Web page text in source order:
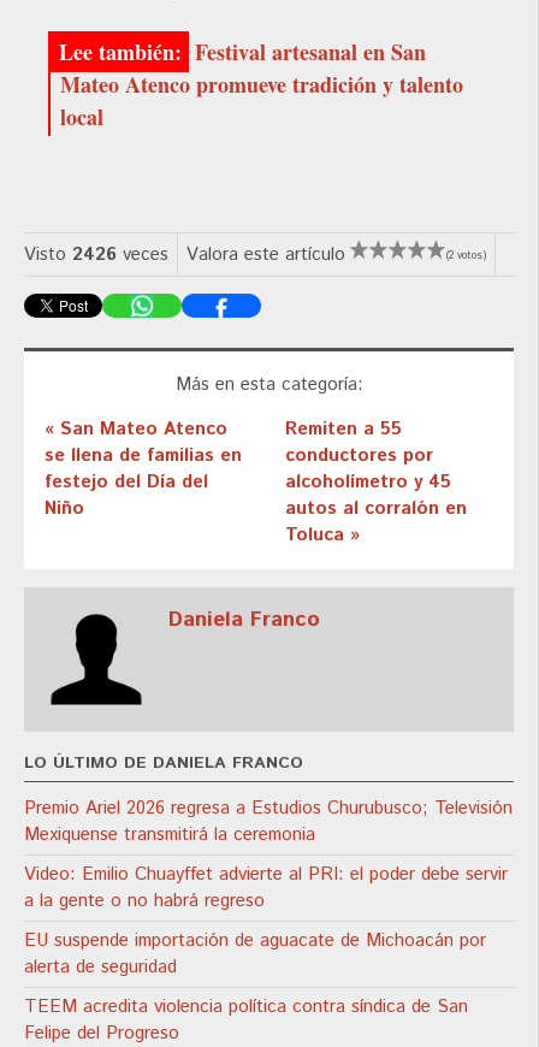
Festival artesanal en San
Mateo Atenco promueve tradición y talento
local
Visto 2426 veces Valora este artículo (2 votos)
Más en esta categoría:
« San Mateo Atenco
se llena de familias en
festejo del Día del
Niño
Remiten a 55
conductores por
alcoholímetro y 45
autos al corralón en
Toluca »
Daniela Franco
LO ÚLTIMO DE DANIELA FRANCO
Premio Ariel 2026 regresa a Estudios Churubusco; Televisión
Mexiquense transmitirá la ceremonia
Video: Emilio Chuayffet advierte al PRI: el poder debe servir
a la gente o no habrá regreso
EU suspende importación de aguacate de Michoacán por
alerta de seguridad
TEEM acredita violencia política contra síndica de San
Felipe del Progreso